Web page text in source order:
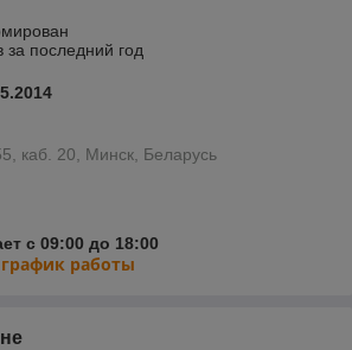
последний год
каб. 20, Минск, Беларусь
с 09:00 до 18:00
работы